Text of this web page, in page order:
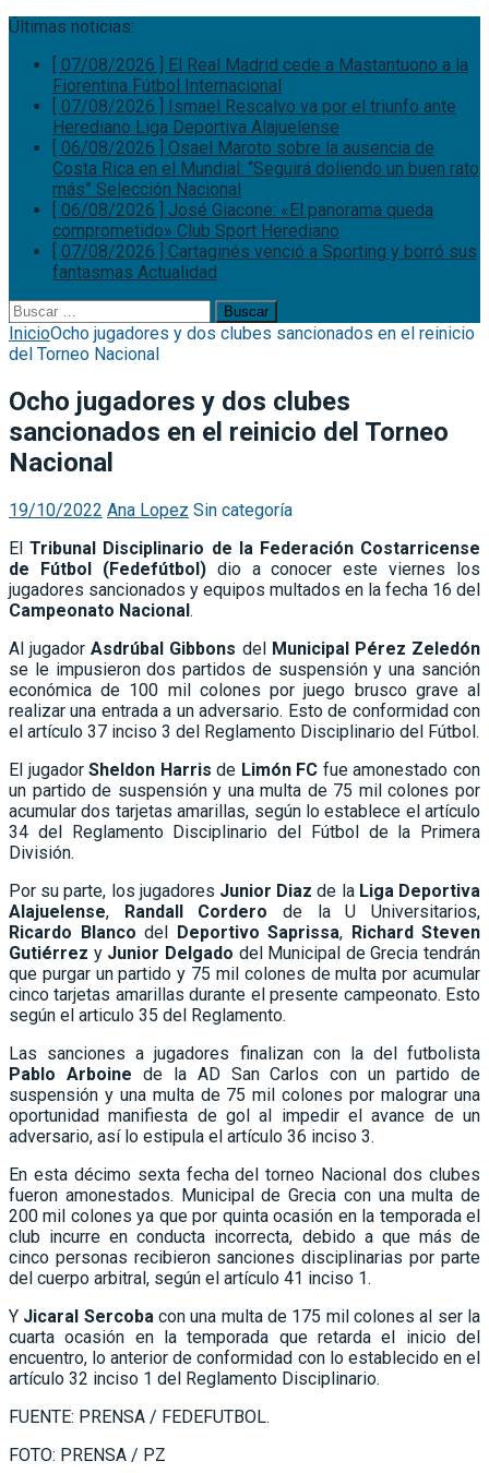
Últimas noticias:
[ 07/08/2026 ] El Real Madrid cede a Mastantuono a la
Fiorentina Fútbol Internacional
[ 07/08/2026 ] Ismael Rescalvo va por el triunfo ante
Herediano Liga Deportiva Alajuelense
[ 06/08/2026 ] Osael Maroto sobre la ausencia de
Costa Rica en el Mundial: “Seguirá doliendo un buen rato
más” Selección Nacional
[ 06/08/2026 ] José Giacone: «El panorama queda
comprometido» Club Sport Herediano
[ 07/08/2026 ] Cartaginés venció a Sporting y borró sus
fantasmas Actualidad
Buscar:
InicioOcho jugadores y dos clubes sancionados en el reinicio
del Torneo Nacional
Ocho jugadores y dos clubes
sancionados en el reinicio del Torneo
Nacional
19/10/2022 Ana Lopez Sin categoría
ElTribunal Disciplinario de la Federación Costarricense
de Fútbol (Fedefútbol)dio a conocer este viernes los
jugadores sancionados y equipos multados en la fecha 16 del
Campeonato Nacional.
Al jugadorAsdrúbal Gibbons del Municipal Pérez Zeledón
se le impusieron dos partidos de suspensión y una sanción
económica de 100 mil colones por juego brusco grave al
realizar una entrada a un adversario. Esto de conformidad con
el artículo 37 inciso 3 del Reglamento Disciplinario del Fútbol.
El jugadorSheldon Harris de Limón FC fue amonestado con
un partido de suspensión y una multa de 75 mil colones por
acumular dos tarjetas amarillas, según lo establece el artículo
34 del Reglamento Disciplinario del Fútbol de la Primera
División.
Por su parte, los jugadores Junior Diaz de la Liga Deportiva
Alajuelense, Randall Cordero de la U Universitarios,
Ricardo Blanco del Deportivo Saprissa, Richard Steven
Gutiérrez y Junior Delgado del Municipal de Grecia tendrán
que purgar un partido y 75 mil colones de multa por acumular
cinco tarjetas amarillas durante el presente campeonato. Esto
según el articulo 35 del Reglamento.
Las sanciones a jugadores finalizan con la del futbolista
Pablo Arboine de la AD San Carlos con un partido de
suspensión y una multa de 75 mil colones por malograr una
oportunidad manifiesta de gol al impedir el avance de un
adversario, así lo estipula el artículo 36 inciso 3.
En esta décimo sexta fecha del torneo Nacional dos clubes
fueron amonestados. Municipal de Grecia con una multa de
200 mil colones ya que por quinta ocasión en la temporada el
club incurre en conducta incorrecta, debido a que más de
cinco personas recibieron sanciones disciplinarias por parte
del cuerpo arbitral, según el artículo 41 inciso 1.
Y Jicaral Sercobacon una multa de 175 mil colones al ser la
cuarta ocasión en la temporada que retarda el inicio del
encuentro, lo anterior de conformidad con lo establecido en el
artículo 32 inciso 1 del Reglamento Disciplinario.
FUENTE: PRENSA / FEDEFUTBOL.
FOTO: PRENSA / PZ